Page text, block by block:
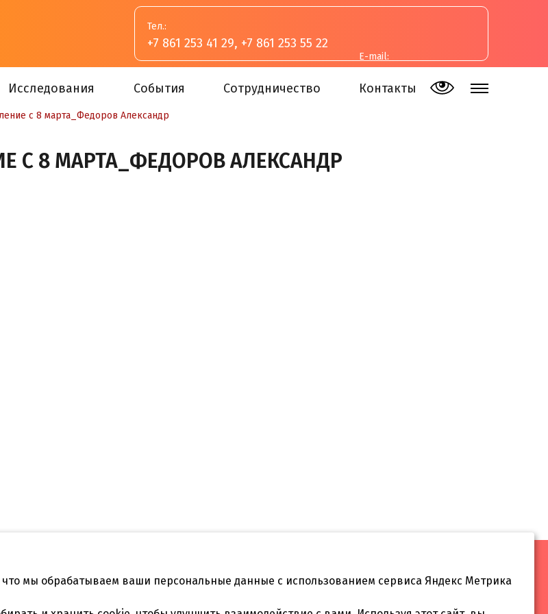
Тел.:
+7 861 253 41 29, +7 861 253 55 22
E-mail:
Исследования События Сотрудничество Контакты
с 8 марта_Федоров Александр
С 8 МАРТА_ФЕДОРОВ АЛЕКСАНДР
Телефон:
мы обрабатываем ваши персональные данные с использованием сервиса Яндекс Метрика